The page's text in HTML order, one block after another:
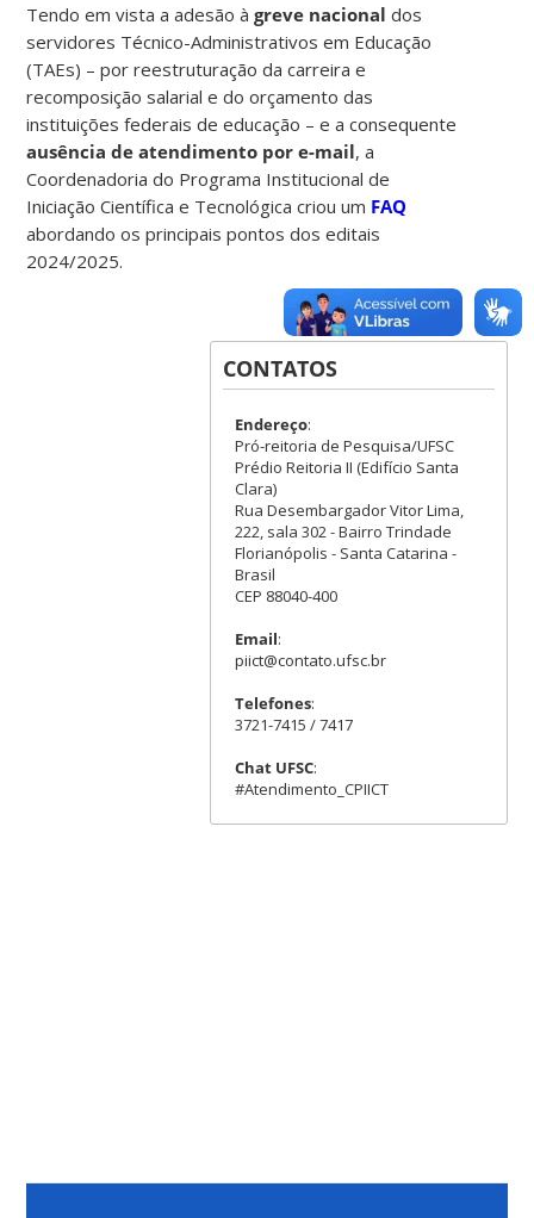
Tendo em vista a adesão àgreve nacional dos
servidores Técnico-Administrativos em Educação
(TAEs) – por reestruturação da carreira e
recomposição salarial e do orçamento das
instituições federais de educação – e a consequente
ausência de atendimento por e-mail, a
Coordenadoria do Programa Institucional de
Iniciação Científica e Tecnológica criou um FAQ
abordando os principais pontos dos editais
2024/2025.
CONTATOS
Endereço:
Pró-reitoria de Pesquisa/UFSC
Prédio Reitoria II (Edifício Santa
Clara)
Rua Desembargador Vitor Lima,
222, sala 302 - Bairro Trindade
Florianópolis - Santa Catarina -
Brasil
CEP 88040-400
Email:
piict@contato.ufsc.br
Telefones:
3721-7415 / 7417
Chat UFSC:
#Atendimento_CPIICT